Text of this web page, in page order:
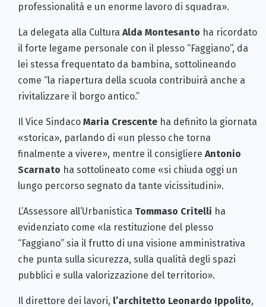
professionalità e un enorme lavoro di squadra».
La delegata alla Cultura Alda Montesanto ha ricordato
il forte legame personale con il plesso “Faggiano”, da
lei stessa frequentato da bambina, sottolineando
come “la riapertura della scuola contribuirà anche a
rivitalizzare il borgo antico.”
Il Vice Sindaco Maria Crescente ha definito la giornata
«storica», parlando di «un plesso che torna
finalmente a vivere», mentre il consigliere Antonio
Scarnato ha sottolineato come «si chiuda oggi un
lungo percorso segnato da tante vicissitudini».
L’Assessore all’Urbanistica Tommaso Critelli ha
evidenziato come «la restituzione del plesso
“Faggiano” sia il frutto di una visione amministrativa
che punta sulla sicurezza, sulla qualità degli spazi
pubblici e sulla valorizzazione del territorio».
Il direttore dei lavori, l’architetto Leonardo Ippolito,